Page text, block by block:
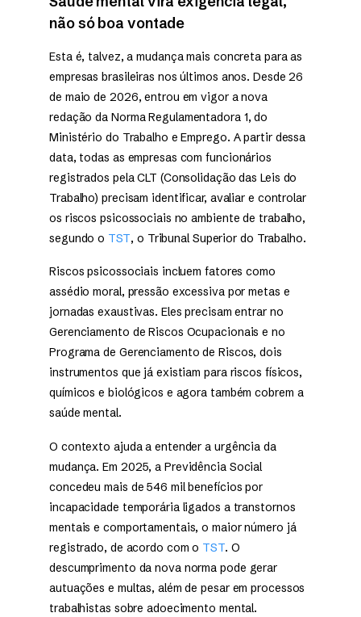
não só boa vontade
Esta é, talvez, a mudança mais concreta para as
empresas brasileiras nos últimos anos. Desde 26
de maio de 2026, entrou em vigor a nova
redação da Norma Regulamentadora 1, do
Ministério do Trabalho e Emprego. A partir dessa
data, todas as empresas com funcionários
registrados pela CLT (Consolidação das Leis do
Trabalho) precisam identificar, avaliar e controlar
os riscos psicossociais no ambiente de trabalho,
segundo o TST, o Tribunal Superior do Trabalho.
Riscos psicossociais incluem fatores como
assédio moral, pressão excessiva por metas e
jornadas exaustivas. Eles precisam entrar no
Gerenciamento de Riscos Ocupacionais e no
Programa de Gerenciamento de Riscos, dois
instrumentos que já existiam para riscos físicos,
químicos e biológicos e agora também cobrem a
saúde mental.
O contexto ajuda a entender a urgência da
mudança. Em 2025, a Previdência Social
concedeu mais de 546 mil benefícios por
incapacidade temporária ligados a transtornos
mentais e comportamentais, o maior número já
registrado, de acordo com o TST. O
descumprimento da nova norma pode gerar
autuações e multas, além de pesar em processos
trabalhistas sobre adoecimento mental.